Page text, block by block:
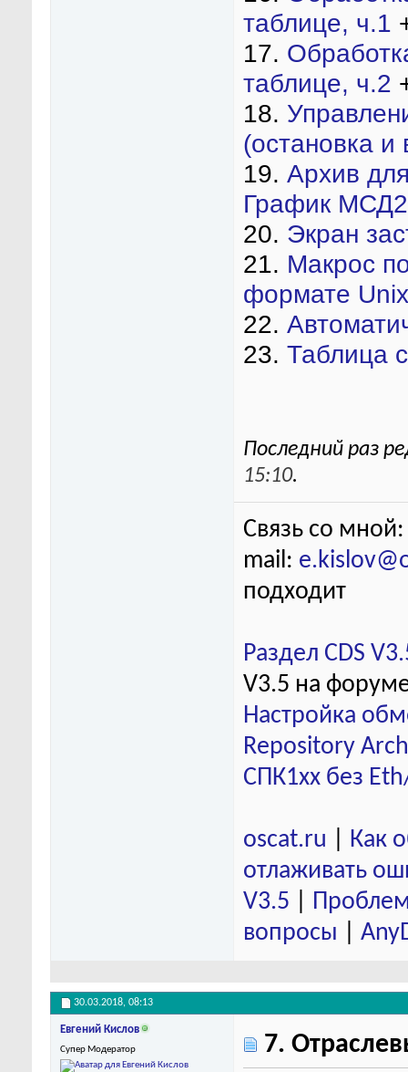
таблице, ч.1
17.
таблице, ч.2
18.
(остановка и
19. Архив
График
20. Экран
21. Макрос
формате
22.
23. Таблица
Последний раз
15:10.
Связь со
mail:
подходит
Раздел CDS
V3.5 на
Настройка
Repository
СПК1хх без
oscat.ru
Как
отлаживать
V3.5
вопросы
30.03.2018, 08:13
Евгений Кислов
Супер Модератор 7.